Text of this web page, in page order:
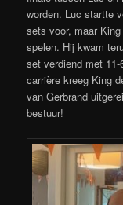
worden. Luc startte
sets voor, maar
spelen. Hij kwam
set verdiend met
carrière kreeg King
van Gerbrand
bestuur!